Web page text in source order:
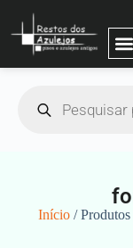
Início/ Produtos